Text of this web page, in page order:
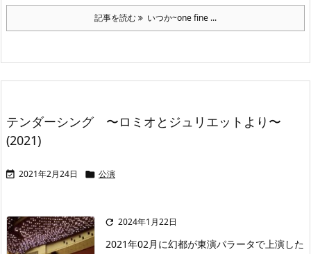
記事を読む いつか~one fine ...
テンダーシング 〜ロミオとジュリエットより〜
(2021)
 2021年2月24日  公演
 2024年1月22日
2021年02月に幻都が東演パラータで上演した